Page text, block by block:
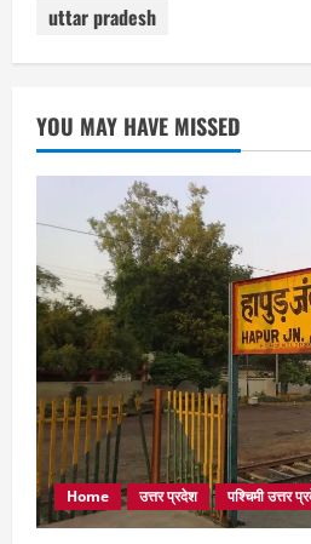
uttar pradesh
YOU MAY HAVE MISSED
Home उत्तर प्रदेश पश्चिमी उत्तर